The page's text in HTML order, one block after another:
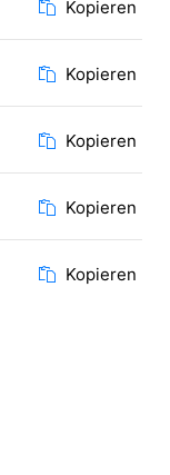
Kopieren
Kopieren
Kopieren
Kopieren
Kopieren